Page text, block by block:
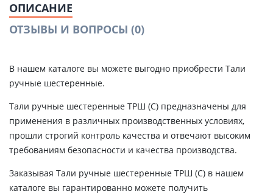
ОПИСАНИЕ
ОТЗЫВЫ И ВОПРОСЫ (0)
В нашем каталоге вы можете выгодно приобрести Тали
ручные шестеренные.
Тали ручные шестеренные ТРШ (С) предназначены для
применения в различных производственных условиях,
прошли строгий контроль качества и отвечают высоким
требованиям безопасности и качества производства.
Заказывая Тали ручные шестеренные ТРШ (С) в нашем
каталоге вы гарантированно можете получить